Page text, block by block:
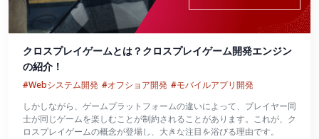
クロスプレイゲームとは？クロスプレイゲーム開発エンジン
の紹介！
#Webシステム開発 #オフショア開発 #モバイルアプリ開発
しかしながら、ゲームプラットフォームの違いによって、プレイヤー同
士が同じゲームを楽しむことが制約されることがあります。これが、ク
ロスプレイゲームの概念が登場し、大きな注目を浴びる理由です。